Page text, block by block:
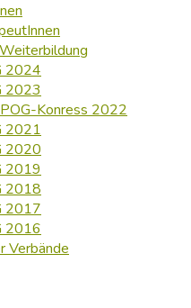
2024
2023
Konress 2022
2021
2020
2019
2018
2017
2016
Verbände